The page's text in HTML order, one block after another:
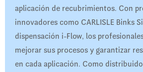
aplicación de recubrimientos. Con
innovadores como CARLISLE Binks
dispensación i-Flow, los
mejorar sus procesos y garantizar
en cada aplicación. Como